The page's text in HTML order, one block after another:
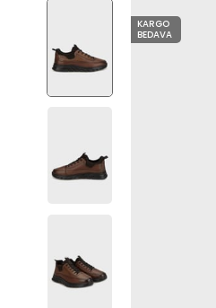
KARGO
BEDAVA